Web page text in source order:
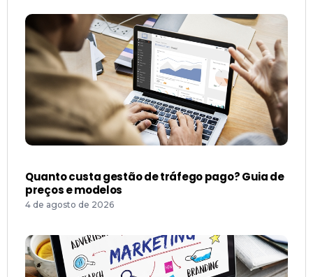
Quanto custa gestão de tráfego pago? Guia de
preços e modelos
4 de agosto de 2026